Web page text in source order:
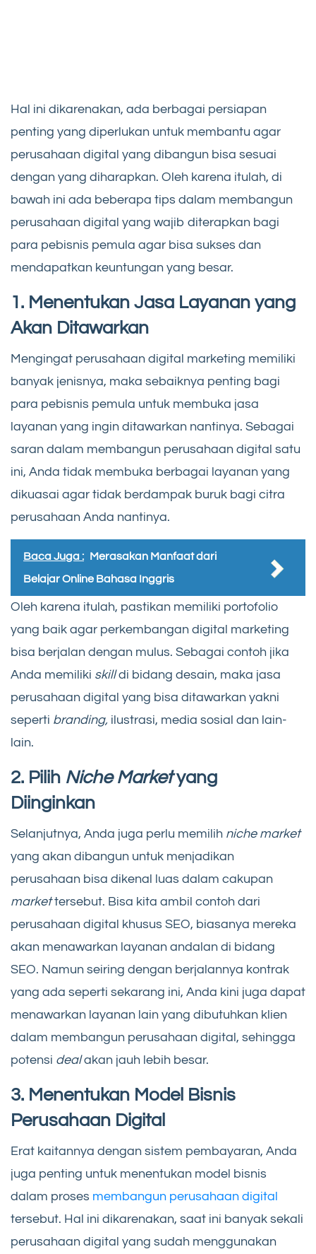
Hal ini dikarenakan, ada berbagai persiapan
penting yang diperlukan untuk membantu agar
perusahaan digital yang dibangun bisa sesuai
dengan yang diharapkan. Oleh karena itulah, di
bawah ini ada beberapa tips dalam membangun
perusahaan digital yang wajib diterapkan bagi
para pebisnis pemula agar bisa sukses dan
mendapatkan keuntungan yang besar.
1. Menentukan Jasa Layanan yang
Akan Ditawarkan
Mengingat perusahaan digital marketing memiliki
banyak jenisnya, maka sebaiknya penting bagi
para pebisnis pemula untuk membuka jasa
layanan yang ingin ditawarkan nantinya. Sebagai
saran dalam membangun perusahaan digital satu
ini, Anda tidak membuka berbagai layanan yang
dikuasai agar tidak berdampak buruk bagi citra
perusahaan Anda nantinya.
Baca Juga : Merasakan Manfaat dari
Belajar Online Bahasa Inggris
Oleh karena itulah, pastikan memiliki portofolio
yang baik agar perkembangan digital marketing
bisa berjalan dengan mulus. Sebagai contoh jika
Anda memiliki skilldi bidang desain, maka jasa
perusahaan digital yang bisa ditawarkan yakni
seperti branding, ilustrasi, media sosial dan lain-
lain.
2. Pilih Niche Marketyang
Diinginkan
Selanjutnya, Anda juga perlu memilih niche market
yang akan dibangun untuk menjadikan
perusahaan bisa dikenal luas dalam cakupan
markettersebut. Bisa kita ambil contoh dari
perusahaan digital khusus SEO, biasanya mereka
akan menawarkan layanan andalan di bidang
SEO. Namun seiring dengan berjalannya kontrak
yang ada seperti sekarang ini, Anda kini juga dapat
menawarkan layanan lain yang dibutuhkan klien
dalam membangun perusahaan digital, sehingga
potensi dealakan jauh lebih besar.
3. Menentukan Model Bisnis
Perusahaan Digital
Erat kaitannya dengan sistem pembayaran, Anda
juga penting untuk menentukan model bisnis
dalam proses membangun perusahaan digital
tersebut. Hal ini dikarenakan, saat ini banyak sekali
perusahaan digital yang sudah menggunakan